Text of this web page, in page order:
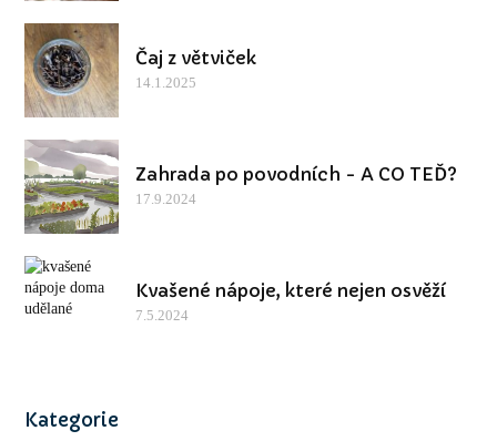
Čaj z větviček
14.1.2025
Zahrada po povodních - A CO TEĎ?
17.9.2024
Kvašené nápoje, které nejen osvěží
7.5.2024
Kategorie